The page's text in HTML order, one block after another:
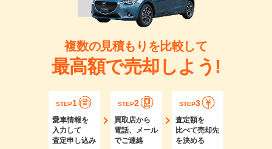
複数の見積もりを比較して
最高額で売却しよう!
STEP1
愛車情報を
入力して
査定申し込み
STEP2
買取店から
電話、メール
でご連絡
STEP3
査定額を
比べて売却先
を決める